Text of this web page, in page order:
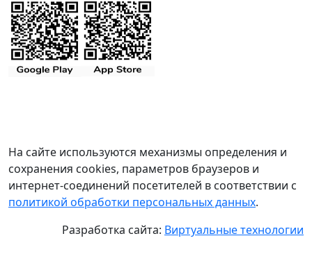
На сайте используются механизмы определения и
сохранения cookies, параметров браузеров и
интернет-соединений посетителей в соответствии с
политикой обработки персональных данных.
Разработка сайта: Виртуальные технологии